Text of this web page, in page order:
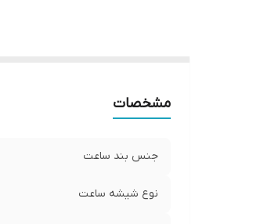
مشخصات
جنس بند ساعت
نوع شیشه ساعت